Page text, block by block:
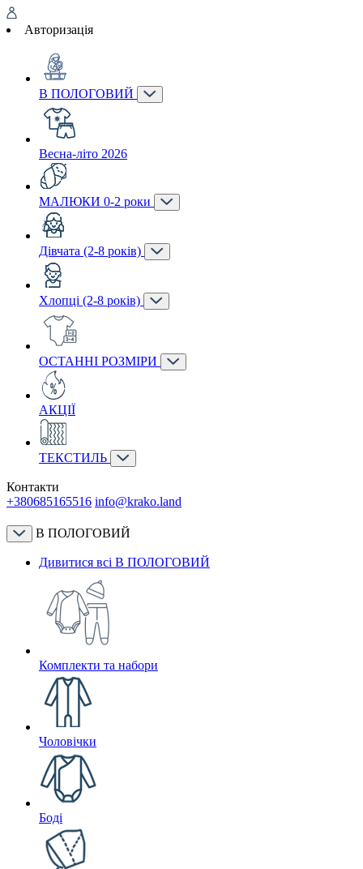
Авторизація
В ПОЛОГОВИЙ
Весна-літо 2026
МАЛЮКИ 0-2 роки
Дівчата (2-8 років)
Хлопці (2-8 років)
ОСТАННІ РОЗМІРИ
АКЦІЇ
ТЕКСТИЛЬ
Контакти
+380685165516 info@krako.land
В ПОЛОГОВИЙ
Дивитися всі В ПОЛОГОВИЙ
Комплекти та набори
Чоловічки
Боді